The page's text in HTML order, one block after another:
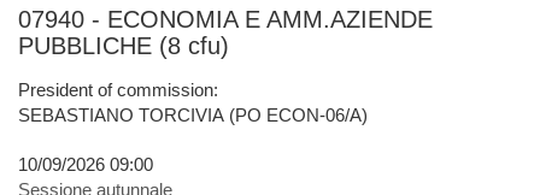
07940 - ECONOMIA E AMM.AZIENDE
PUBBLICHE (8 cfu)
President of commission:
SEBASTIANO TORCIVIA (PO ECON-06/A)
10/09/2026 09:00
Sessione autunnale